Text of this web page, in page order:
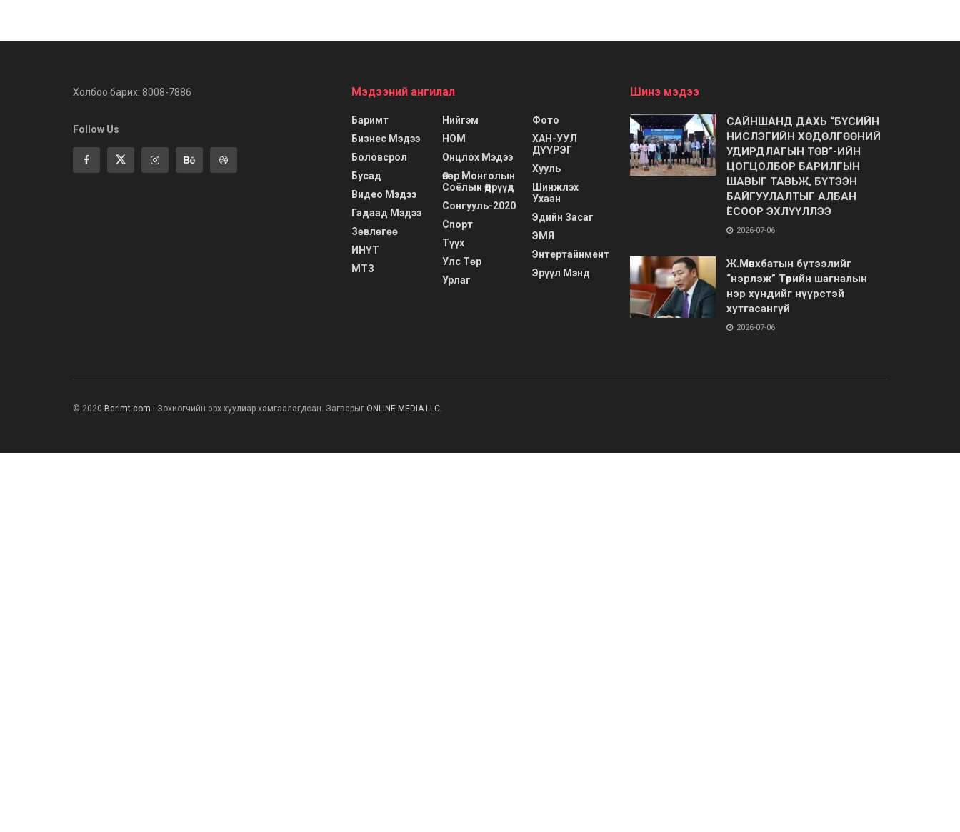
Холбоо барих: 8008-7886
Follow Us
Мэдээний ангилал
Баримт
Бизнес Мэдээ
Боловсрол
Бусад
Видео Мэдээ
Гадаад Мэдээ
Зөвлөгөө
ИНҮТ
МТЗ
Нийгэм
НОМ
Онцлох Мэдээ
Өвөр Монголын
Соёлын Өдрүүд
Сонгууль-2020
Спорт
Түүх
Улс Төр
Урлаг
Фото
ХАН-УУЛ
ДҮҮРЭГ
Хууль
Шинжлэх
Ухаан
Эдийн Засаг
ЭМЯ
Энтертайнмент
Эрүүл Мэнд
Шинэ мэдээ
САЙНШАНД ДАХЬ “БҮСИЙН
НИСЛЭГИЙН ХӨДӨЛГӨӨНИЙ
УДИРДЛАГЫН ТӨВ”-ИЙН
ЦОГЦОЛБОР БАРИЛГЫН
ШАВЫГ ТАВЬЖ, БҮТЭЭН
БАЙГУУЛАЛТЫГ АЛБАН
ЁСООР ЭХЛҮҮЛЛЭЭ
2026-07-06
Ж.Мөнхбатын бүтээлийг
“нэрлэж” Төрийн шагналын
нэр хүндийг нүүрстэй
хутгасангүй
2026-07-06
© 2020 Barimt.com - Зохиогчийн эрх хуулиар хамгаалагдсан. Загварыг ONLINE MEDIA LLC